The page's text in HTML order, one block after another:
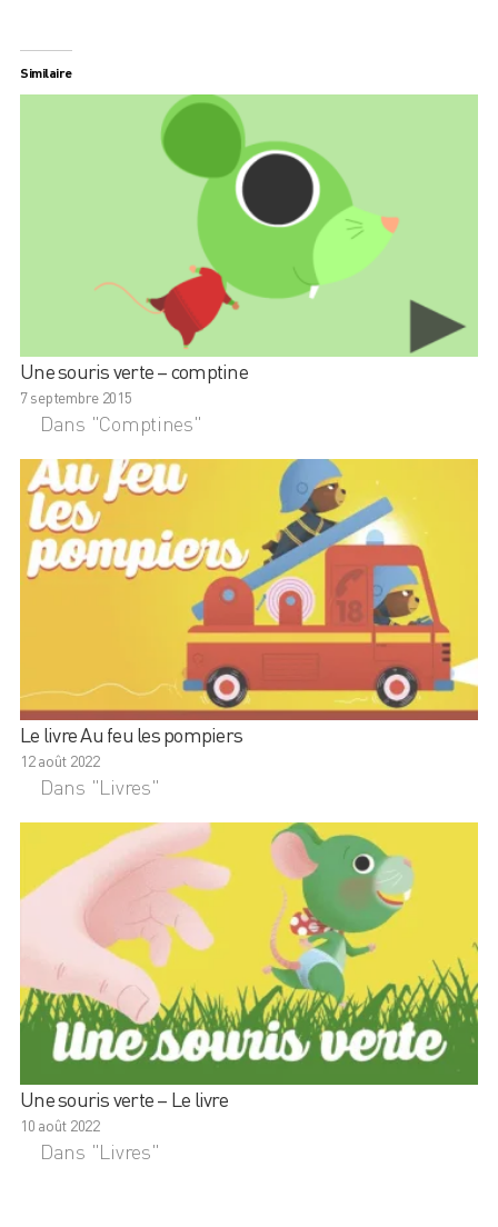
Similaire
Une souris verte – comptine
7 septembre 2015
Dans "Comptines"
Le livre Au feu les pompiers
12 août 2022
Dans "Livres"
Une souris verte – Le livre
10 août 2022
Dans "Livres"